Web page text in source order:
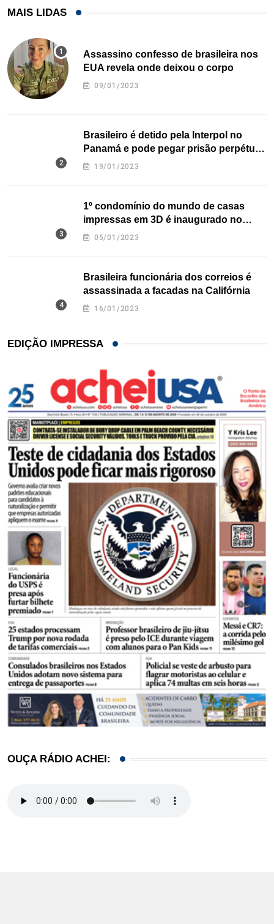
MAIS LIDAS
Assassino confesso de brasileira nos
EUA revela onde deixou o corpo
09/01/2023
Brasileiro é detido pela Interpol no
Panamá e pode pegar prisão perpétua
nos EUA
19/01/2023
1º condomínio do mundo de casas
impressas em 3D é inaugurado no
Texas
05/01/2023
Brasileira funcionária dos correios é
assassinada a facadas na Califórnia
16/01/2023
EDIÇÃO IMPRESSA
OUÇA RÁDIO ACHEI: